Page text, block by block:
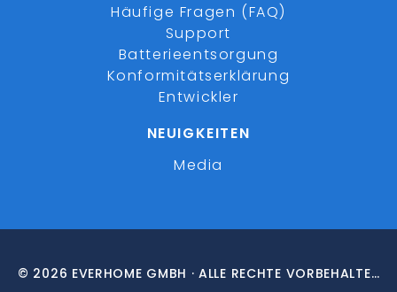
Häufige Fragen (FAQ)
Support
Batterieentsorgung
Konformitätserklärung
Entwickler
NEUIGKEITEN
Media
© 2026 EVERHOME GMBH · ALLE RECHTE VORBEHALTEN